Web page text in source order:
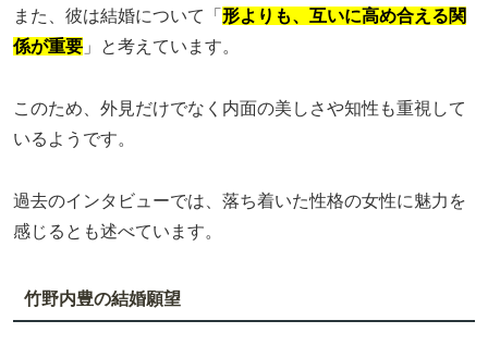
また、彼は結婚について「 形よりも、互いに高め合える関
係が重要 」と考えています。
このため、外見だけでなく内面の美しさや知性も重視して
いるようです。
過去のインタビューでは、落ち着いた性格の女性に魅力を
感じるとも述べています。
竹野内豊の結婚願望